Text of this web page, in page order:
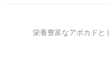
栄養豊富なアボカドと